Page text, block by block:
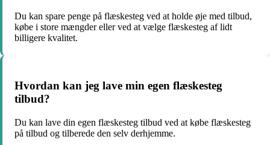
Du kan spare penge på flæskesteg ved at holde øje med tilbud,
købe i store mængder eller ved at vælge flæskesteg af lidt
billigere kvalitet.
Hvordan kan jeg lave min egen flæskesteg
tilbud?
Du kan lave din egen flæskesteg tilbud ved at købe flæskesteg
på tilbud og tilberede den selv derhjemme.